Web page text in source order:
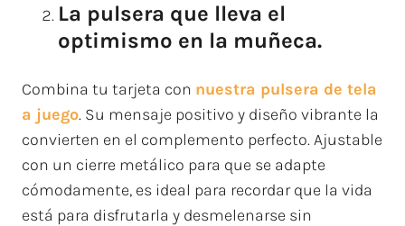
La pulsera que lleva el
optimismo en la muñeca.
Combina tu tarjeta con nuestra pulsera de tela
a juego. Su mensaje positivo y diseño vibrante la
convierten en el complemento perfecto. Ajustable
con un cierre metálico para que se adapte
cómodamente, es ideal para recordar que la vida
está para disfrutarla y desmelenarse sin